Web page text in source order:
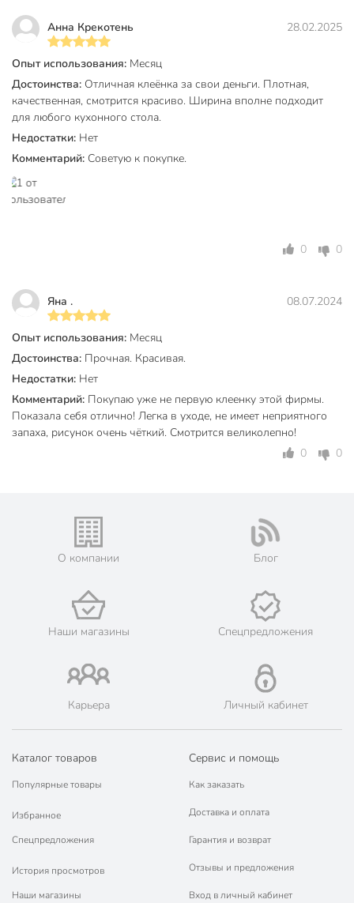
Кружево
без кружева
Материал
на нетканой
основе
Цвет
Дизайн
Размер, см
Габариты упаковки
10 x 10 x 140 см
Анна Крекотень 28.02.2025
Опыт использования: Месяц
Достоинства: Отличная клеёнка за свои деньги. Плотная,
качественная, смотрится красиво. Ширина вполне подходит
для любого кухонного стола.
Недостатки: Нет
Комментарий: Советую к покупке.
0 0
Яна . 08.07.2024
Опыт использования: Месяц
Достоинства: Прочная. Красивая.
Недостатки: Нет
Комментарий: Покупаю уже не первую клеенку этой фирмы.
Показала себя отлично! Легка в уходе, не имеет неприятного
запаха, рисунок очень чёткий. Смотрится великолепно!
0
0
О компании Блог
Наши магазины Спецпредложения
Карьера Личный кабинет
Каталог товаров
Популярные товары
Избранное
Спецпредложения
История просмотров
Наши магазины
Сервис и помощь
Как заказать
Доставка и оплата
Гарантия и возврат
Отзывы и предложения
Вход в личный кабинет